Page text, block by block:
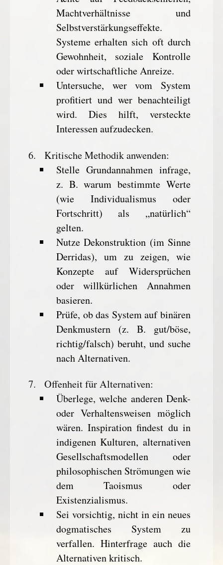
Machtverhältnisse und
Selbstverstärkungseffekte.
Systeme erhalten sich oft durch
Gewohnheit, soziale Kontrolle
oder wirtschaftliche Anreize.
Untersuche, wer vom System
profitiert und wer benachteiligt
wird. Dies hilft, versteckte
Interessen aufzudecken.
Kritische Methodik anwenden:
Stelle Grundannahmen infrage,
z. B. warum bestimmte Werte
(wie Individualismus oder
Fortschritt) als „natürlich“
gelten.
Nutze Dekonstruktion (im Sinne
Derridas), um zu zeigen, wie
Konzepte auf Widersprüchen
oder willkürlichen Annahmen
basieren.
Prüfe, ob das System auf binären
Denkmustern (z. B. gut/böse,
richtig/falsch) beruht, und suche
nach Alternativen.
Offenheit für Alternativen:
Überlege, welche anderen Denk-
oder Verhaltensweisen möglich
wären. Inspiration findest du in
indigenen Kulturen, alternativen
Gesellschaftsmodellen oder
philosophischen Strömungen wie
dem Taoismus oder
Existenzialismus.
Sei vorsichtig, nicht in ein neues
dogmatisches System zu
verfallen. Hinterfrage auch die
Alternativen kritisch.